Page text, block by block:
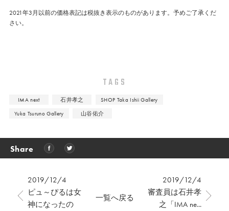
2021年3月以前の価格表記は税抜き表示のものがあります。予めご了承くだ
さい。
TAGS
IMA next 石井孝之
SHOP Taka Ishii Gallery
Yuka Tsuruno Gallery
山谷佑介
Share
2019/12/4
ピュ～ぴるは女
神になったの
2019/12/4
審査員は石井孝
之「IMA ne...
一覧へ戻る